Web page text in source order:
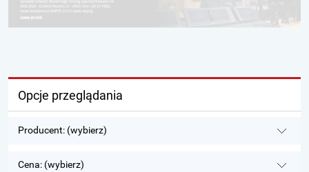
Opcje przeglądania
Producent: (wybierz)
Cena: (wybierz)